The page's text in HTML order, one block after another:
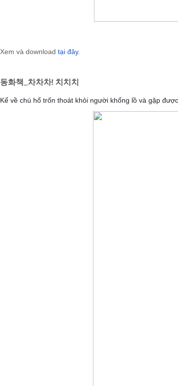
Xem và downloadtại đây.
동화책_차차차! 치치치
Kể về chú hổ trốn thoát khỏi người khổng lồ và gặp